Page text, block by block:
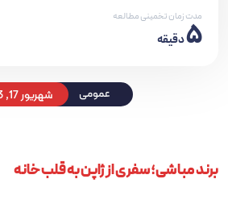
عمومی
مدت زمان تخمینی مطالعه
5دقیقه
شهریور 17, 1403
برند مباشی؛ سفری از ژاپن به قلب خانه